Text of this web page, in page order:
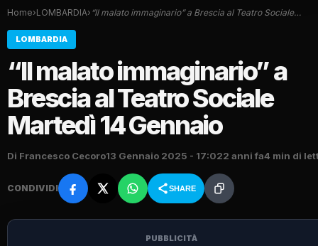
Home›LOMBARDIA› “Il malato immaginario” a Brescia al Teatro Sociale…
LOMBARDIA
“Il malato immaginario” a
Brescia al Teatro Sociale
Martedì 14 Gennaio
Di Francesco Cecoro13 Gennaio 2025 - 17:022 anni fa4 min di
CONDIVIDI SHARE
PUBBLICITÀ